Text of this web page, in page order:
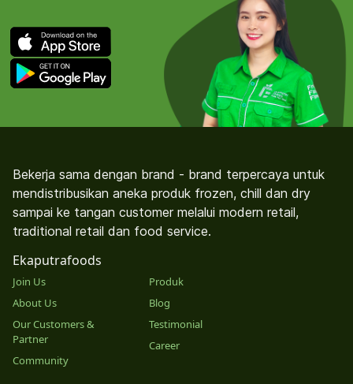
Bekerja sama dengan brand - brand terpercaya untuk
mendistribusikan aneka produk frozen, chill dan dry
sampai ke tangan customer melalui modern retail,
traditional retail dan food service.
Ekaputrafoods
Join Us
About Us
Our Customers &
Partner
Community
Produk
Blog
Testimonial
Career